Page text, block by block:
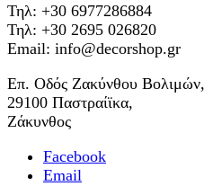
Τηλ: +30 6977286884
Τηλ: +30 2695 026820
Email: info@decorshop.gr
Επ. Οδός Ζακύνθου Βολιμών,
29100 Παστραίϊκα,
Ζάκυνθος
Facebook
Email